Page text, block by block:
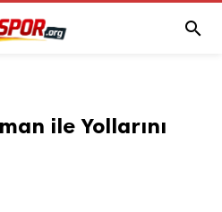

ile Yollarını